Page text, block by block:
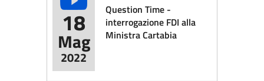
Question Time -
interrogazione FDI alla
Ministra Cartabia
18
Mag
2022